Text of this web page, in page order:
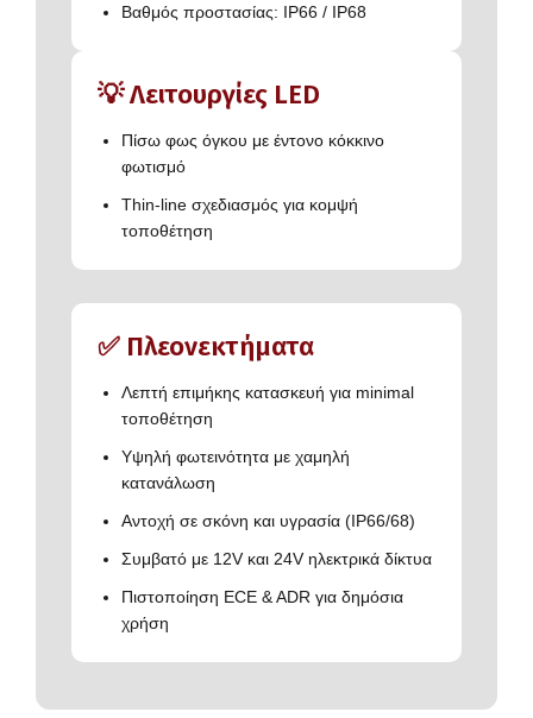
Βαθμός προστασίας: IP66 / IP68
💡 Λειτουργίες LED
Πίσω φως όγκου με έντονο κόκκινο
φωτισμό
Thin-line σχεδιασμός για κομψή
τοποθέτηση
✅ Πλεονεκτήματα
Λεπτή επιμήκης κατασκευή για minimal
τοποθέτηση
Υψηλή φωτεινότητα με χαμηλή
κατανάλωση
Αντοχή σε σκόνη και υγρασία (IP66/68)
Συμβατό με 12V και 24V ηλεκτρικά δίκτυα
Πιστοποίηση ECE & ADR για δημόσια
χρήση